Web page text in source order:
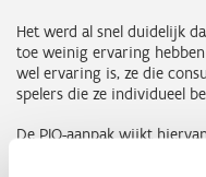
Het werd al snel duidelijk
toe weinig ervaring
wel ervaring is, ze die
spelers die ze individueel
De PIO-aanpak wijkt
marktconsultaties, waarin